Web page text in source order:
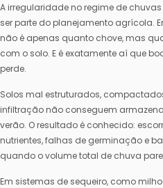
A irregularidade no regime de
ser parte do planejamento agrícola.
não é apenas quanto chove, mas
com o solo. E é exatamente aí que
perde.
Solos mal estruturados,
infiltração não conseguem
verão. O resultado é conhecido:
nutrientes, falhas de germinação e
quando o volume total de chuva
Em sistemas de sequeiro, como